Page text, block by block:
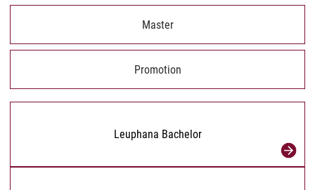
Master
Promotion
Leuphana Bachelor